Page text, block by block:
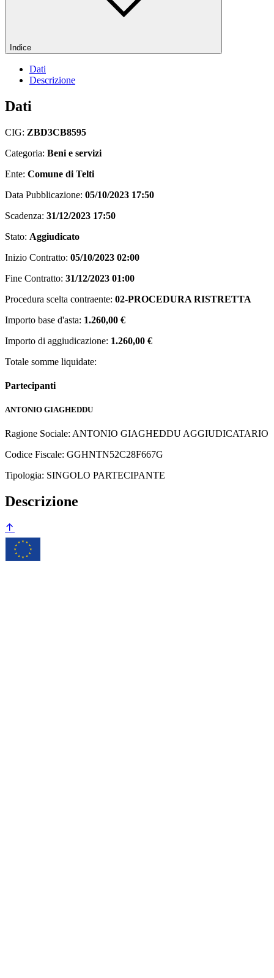
Indice
Dati
Descrizione
Dati
CIG: ZBD3CB8595
Categoria: Beni e servizi
Ente: Comune di Telti
Data Pubblicazione: 05/10/2023 17:50
Scadenza: 31/12/2023 17:50
Stato: Aggiudicato
Inizio Contratto: 05/10/2023 02:00
Fine Contratto: 31/12/2023 01:00
Procedura scelta contraente: 02-PROCEDURA RISTRETTA
Importo base d'asta: 1.260,00 €
Importo di aggiudicazione: 1.260,00 €
Totale somme liquidate:
Partecipanti
ANTONIO GIAGHEDDU
Ragione Sociale: ANTONIO GIAGHEDDU AGGIUDICATARIO
Codice Fiscale: GGHNTN52C28F667G
Tipologia: SINGOLO PARTECIPANTE
Descrizione